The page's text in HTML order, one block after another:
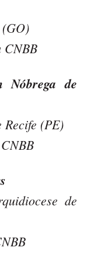
CNBB
Nóbrega de
(PE)
de